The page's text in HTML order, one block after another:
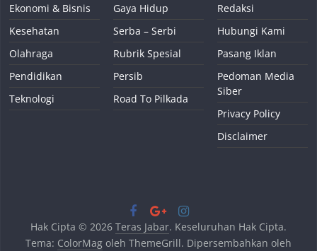
Ekonomi & Bisnis
Kesehatan
Olahraga
Pendidikan
Teknologi
Gaya Hidup
Serba – Serbi
Rubrik Spesial
Persib
Road To Pilkada
Redaksi
Hubungi Kami
Pasang Iklan
Pedoman Media
Siber
Privacy Policy
Disclaimer
Hak Cipta © 2026 Teras Jabar. Keseluruhan Hak Cipta.
Tema: ColorMagoleh ThemeGrill. Dipersembahkan oleh